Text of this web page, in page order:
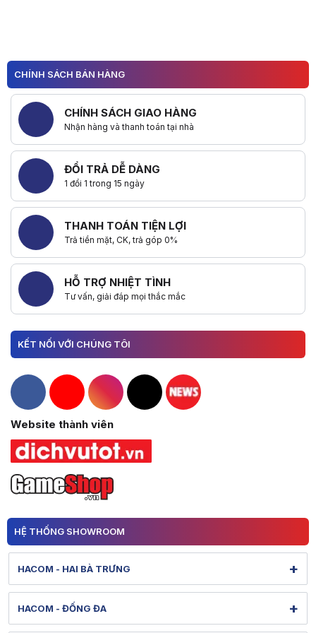
CHÍNH SÁCH BÁN HÀNG
CHÍNH SÁCH GIAO HÀNG
Nhận hàng và thanh toán tại nhà
ĐỔI TRẢ DỄ DÀNG
1 đổi 1 trong 15 ngày
THANH TOÁN TIỆN LỢI
Trả tiền mặt, CK, trả góp 0%
HỖ TRỢ NHIỆT TÌNH
Tư vấn, giải đáp mọi thắc mắc
KẾT NỐI VỚI CHÚNG TÔI
Hacom Facebook
Hacom YouTube
Hacom Instagram
Hacom TikTok
Website thành viên
HỆ THỐNG SHOWROOM
HACOM - HAI BÀ TRƯNG +
Hình ảnh thực tế từ showroom
Xem bản đồ đường đi
HACOM - ĐỐNG ĐA +